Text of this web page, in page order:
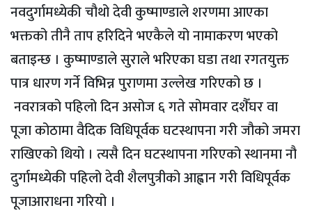
नवदुर्गामध्येकी चौथो देवी कुष्माण्डाले शरणमा आएका
भक्तको तीनै ताप हरिदिने भएकैले यो नामाकरण भएको
बताइन्छ । कुष्माण्डाले सुराले भरिएका घडा तथा रगतयुक्त
पात्र धारण गर्ने विभिन्न पुराणमा उल्लेख गरिएको छ ।
नवरात्रको पहिलो दिन असोज ६ गते सोमवार दशैँघर वा
पूजा कोठामा वैदिक विधिपूर्वक घटस्थापना गरी जौको जमरा
राखिएको थियो । त्यसै दिन घटस्थापना गरिएको स्थानमा नौ
दुर्गामध्येकी पहिलो देवी शैलपुत्रीको आह्वान गरी विधिपूर्वक
पूजाआराधना गरियो ।